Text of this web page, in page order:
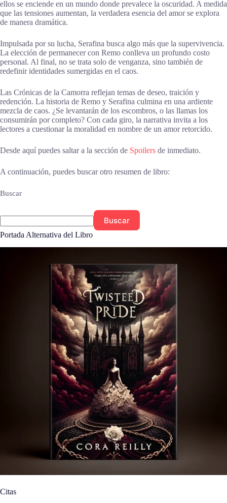
ellos se enciende en un mundo donde prevalece la oscuridad. A medida
que las tensiones aumentan, la verdadera esencia del amor se explora
de manera dramática.
Impulsada por su lucha, Serafina busca algo más que la supervivencia.
La elección de permanecer con Remo conlleva un profundo costo
personal. Al final, no se trata solo de venganza, sino también de
redefinir identidades sumergidas en el caos.
Las Crónicas de la Camorra reflejan temas de deseo, traición y
redención. La historia de Remo y Serafina culmina en una ardiente
mezcla de caos. ¿Se levantarán de los escombros, o las llamas los
consumirán por completo? Con cada giro, la narrativa invita a los
lectores a cuestionar la moralidad en nombre de un amor retorcido.
Desde aquí puedes saltar a la sección de Spoilers de inmediato.
A continuación, puedes buscar otro resumen de libro:
Buscar
Buscar
Portada Alternativa del Libro
Citas